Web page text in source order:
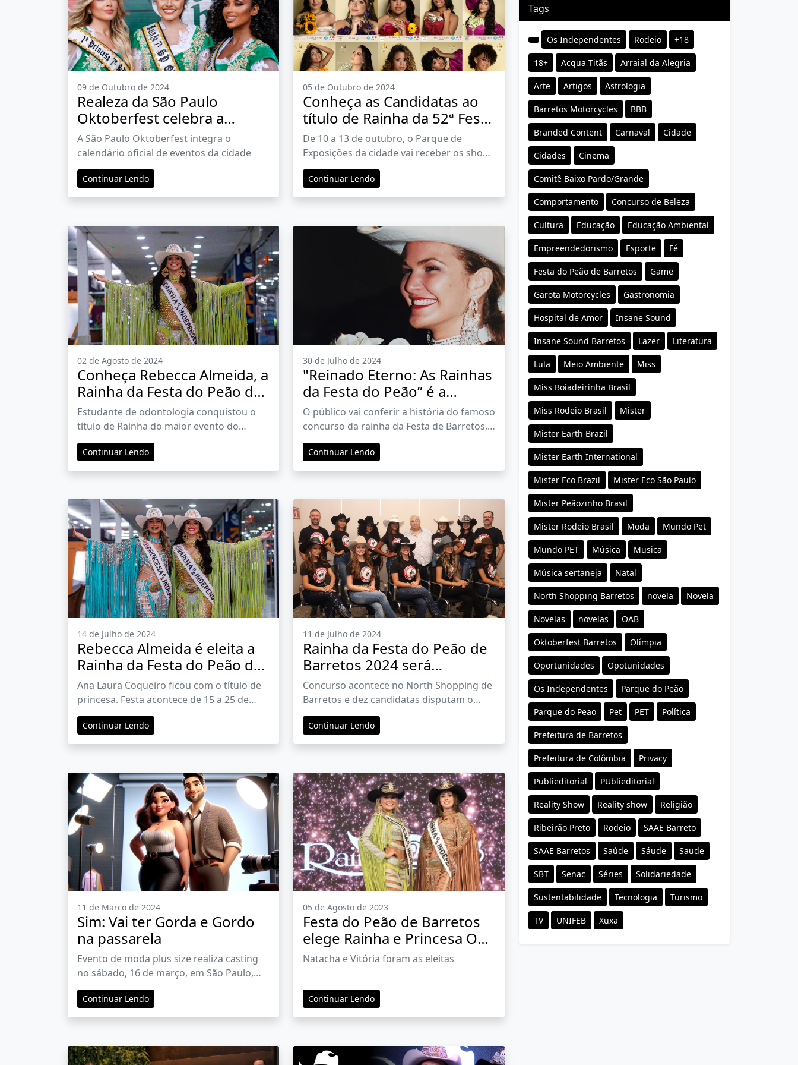
09 de Outubro de 2024
Realeza da São Paulo
Oktoberfest celebra a
diversidade do festival e os
200 anos da imigração
alemã no Brasil
A São Paulo Oktoberfest integra o
calendário oficial de eventos da cidade
Continuar Lendo
05 de Outubro de 2024
Conheça as Candidatas ao
título de Rainha da 52ª Festa
das Rosas e Flores de
Barbacena
De 10 a 13 de outubro, o Parque de
Exposições da cidade vai receber os shows
do Padre Fábio de Melo, Hungria, Claudia
Leitte, Dilsinho, além de diversificada
programação temática
Continuar Lendo
02 de Agosto de 2024
Conheça Rebecca Almeida, a
Rainha da Festa do Peão de
Barretos 2024
Estudante de odontologia conquistou o
título de Rainha do maior evento do
gênero da América Latina. “Quero fazer
história e representar a todos”
Continuar Lendo
30 de Julho de 2024
"Reinado Eterno: As Rainhas
da Festa do Peão” é a
próxima exposição do North
Shopping Barretos
O público vai conferir a história do famoso
concurso da rainha da Festa de Barretos,
fatos marcantes e trajetórias de algumas
delas, desde 1956
Continuar Lendo
14 de Julho de 2024
Rebecca Almeida é eleita a
Rainha da Festa do Peão de
Barretos 2024
Ana Laura Coqueiro ficou com o título de
princesa. Festa acontece de 15 a 25 de
agosto
Continuar Lendo
11 de Julho de 2024
Rainha da Festa do Peão de
Barretos 2024 será
escolhida nesta sexta-feira
Concurso acontece no North Shopping de
Barretos e dez candidatas disputam o
título
Continuar Lendo
11 de Marco de 2024
Sim: Vai ter Gorda e Gordo
na passarela
Evento de moda plus size realiza casting
no sábado, 16 de março, em São Paulo,
para selecionar modelos New Faces para o
Fashion Weekend Plus Size Novos Talentos
Continuar Lendo
05 de Agosto de 2023
Festa do Peão de Barretos
elege Rainha e Princesa Os
Independentes 2023
Natacha e Vitória foram as eleitas
Continuar Lendo
Tags
Os Independentes Rodeio +18
18+ Acqua Titãs Arraial da Alegria
Arte Artigos Astrologia
Barretos Motorcycles BBB
Branded Content Carnaval Cidade
Cidades Cinema
Comitê Baixo Pardo/Grande
Comportamento Concurso de Beleza
Cultura Educação Educação Ambiental
Empreendedorismo Esporte Fé
Festa do Peão de Barretos Game
Garota Motorcycles Gastronomia
Hospital de Amor Insane Sound
Insane Sound Barretos Lazer Literatura
Lula Meio Ambiente Miss
Miss Boiadeirinha Brasil
Miss Rodeio Brasil Mister
Mister Earth Brazil
Mister Earth International
Mister Eco Brazil Mister Eco São Paulo
Mister Peãozinho Brasil
Mister Rodeio Brasil Moda Mundo Pet
Mundo PET Música Musica
Música sertaneja Natal
North Shopping Barretos novela Novela
Novelas novelas OAB
Oktoberfest Barretos Olímpia
Oportunidades Opotunidades
Os Independentes Parque do Peão
Parque do Peao Pet PET Política
Prefeitura de Barretos
Prefeitura de Colômbia Privacy
Publieditorial PUblieditorial
Reality Show Reality show Religião
Ribeirão Preto Rodeio SAAE Barreto
SAAE Barretos Saúde Sáude Saude
SBT Senac Séries Solidariedade
Sustentabilidade Tecnologia Turismo
TV UNIFEB Xuxa